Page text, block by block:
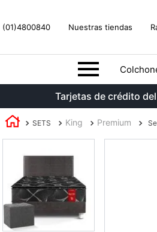
(01)4800840 Nuestras tiendas
Tarjetas de crédito
SETS King Premium